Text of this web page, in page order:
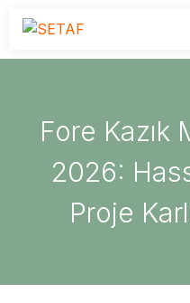
Fore Kazık
2026:
Proje